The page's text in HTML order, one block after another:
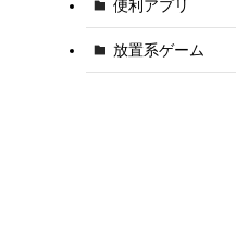
便利アプリ
放置系ゲーム